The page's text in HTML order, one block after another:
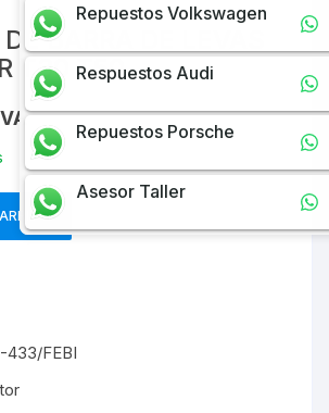
BARRA DE LEVAS
T30 T50
FEBI
Repuestos Volkswagen
Respuestos Audi
Repuestos Porsche
Asesor Taller